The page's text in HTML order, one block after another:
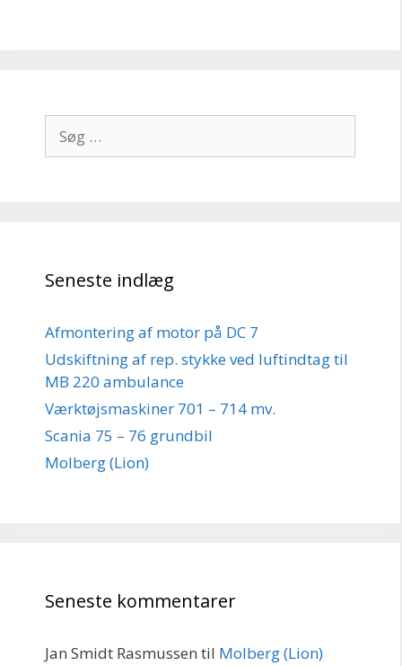
efter:
Seneste indlæg
Afmontering af motor på DC 7
Udskiftning af rep. stykke ved luftindtag til
MB 220 ambulance
Værktøjsmaskiner 701 – 714 mv.
Scania 75 – 76 grundbil
Molberg (Lion)
Seneste kommentarer
Jan Smidt Rasmussen til Molberg (Lion)